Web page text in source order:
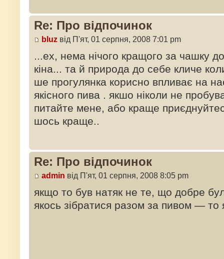
Re: Про відпочинок
bluz від П'ят, 01 серпня, 2008 7:01 pm
...ех, нема нічого кращого за чашку
кіна... та й природа до себе кличе
ше прогулянка корисно впливає на
якісного пива . якшо ніколи не
питайте мене, або краще
шось краще..
Re: Про відпочинок
admin від П'ят, 01 серпня, 2008 8:05 pm
якщо то був натяк не те, що добре
якось зібратися разом за пивом — то